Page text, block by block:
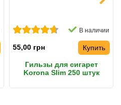
В наличии
55,00 грн Купить
Гильзы для сигарет
Korona Slim 250 штук